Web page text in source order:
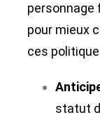
pour mieux
ces
statut